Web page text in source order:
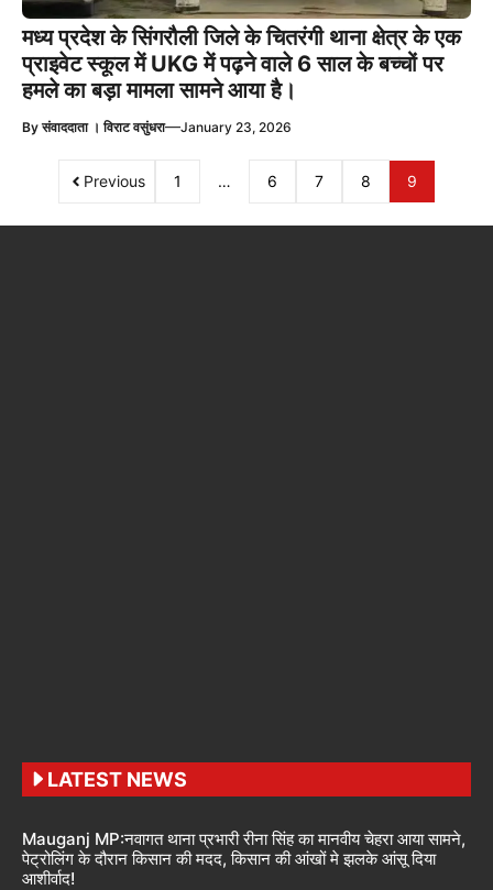
मध्य प्रदेश के सिंगरौली जिले के चितरंगी थाना क्षेत्र के एक
प्राइवेट स्कूल में UKG में पढ़ने वाले 6 साल के बच्चों पर
हमले का बड़ा मामला सामने आया है।
Byसंवाददाता । विराट वसुंधरा—January 23, 2026
Previous 1 … 6 7 8 9
LATEST NEWS
Mauganj MP:नवागत थाना प्रभारी रीना सिंह का मानवीय चेहरा आया सामने,
पेट्रोलिंग के दौरान किसान की मदद, किसान की आंखों मे झलके आंसू दिया
आशीर्वाद!